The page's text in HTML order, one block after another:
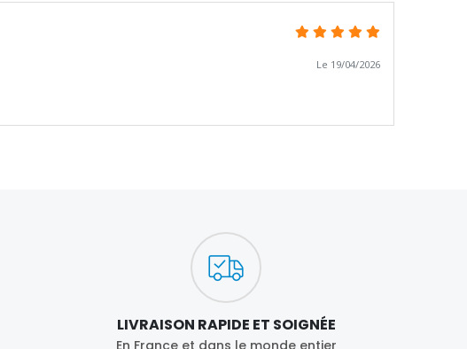
Le 19/04/2026
LIVRAISON RAPIDE ET SOIGNÉE